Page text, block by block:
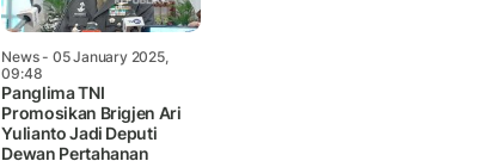
News- 05 January 2025,
09:48
Panglima TNI
Promosikan Brigjen Ari
Yulianto Jadi Deputi
Dewan Pertahanan